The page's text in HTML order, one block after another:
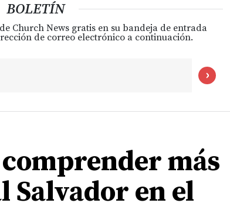
BOLETÍN
Church News gratis en su bandeja de entrada
de correo electrónico a continuación.
más
Salvador en el